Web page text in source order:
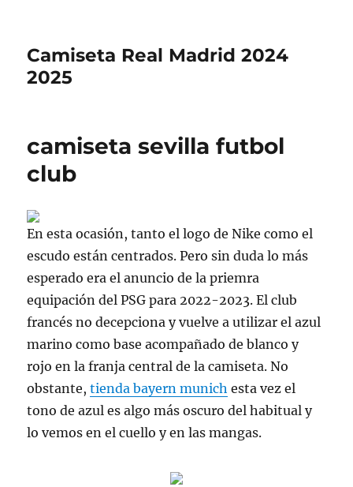
Camiseta Real Madrid 2024
2025
camiseta sevilla futbol
club
En esta ocasión, tanto el logo de Nike como el
escudo están centrados. Pero sin duda lo más
esperado era el anuncio de la priemra
equipación del PSG para 2022-2023. El club
francés no decepciona y vuelve a utilizar el azul
marino como base acompañado de blanco y
rojo en la franja central de la camiseta. No
obstante,tienda bayern munich esta vez el
tono de azul es algo más oscuro del habitual y
lo vemos en el cuello y en las mangas.